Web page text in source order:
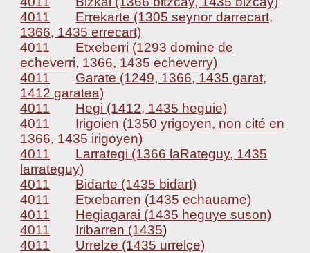
4011
Errekarte (1305 seynor darrecart,
1366, 1435 errecart)
4011
Etxeberri (1293 domine de
echeverri, 1366, 1435 echeverry)
4011
Garate (1249, 1366, 1435 garat,
1412 garatea)
4011
Hegi (1412, 1435 heguie)
4011
Irigoien (1350 yrigoyen, non cité en
1366, 1435 irigoyen)
4011
Larrategi (1366 laRateguy, 1435
larrateguy)
4011
Bidarte (1435 bidart)
4011
Etxebarren (1435 echauarne)
4011
Hegiagarai (1435 heguye suson)
4011
Iribarren (1435)
4011
Urrelze (1435 urrelçe)